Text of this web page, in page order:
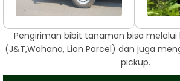
Pengiriman bibit tanaman bisa melalui
(J&T,Wahana, Lion Parcel) dan juga
pickup.